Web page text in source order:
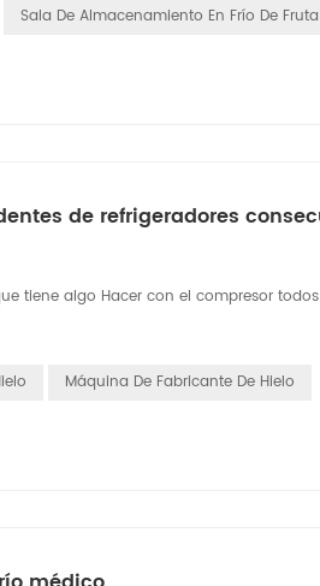
Sala De Almacenamiento En Frío De Fruta
de refrigeradores
tiene algo Hacer con el compresor
Máquina De Fabricante De Hielo